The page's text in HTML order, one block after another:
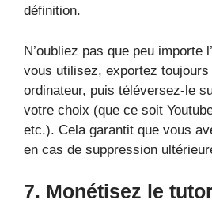
définition.
N’oubliez pas que peu importe
vous utilisez, exportez toujours
ordinateur, puis téléversez-le
votre choix (que ce soit
etc.). Cela garantit que vous
en cas de suppression
7. Monétisez le